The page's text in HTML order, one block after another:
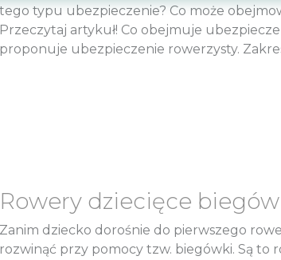
tego typu ubezpieczenie? Co może
Przeczytaj artykuł! Co obejmuje
proponuje ubezpieczenie rowerzysty.
Rowery dziecięce
Zanim dziecko dorośnie do pierwszego
rozwinąć przy pomocy tzw. biegówki. Są to